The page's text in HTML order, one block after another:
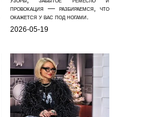
провокация — разбираемся, что
окажется у вас под ногами.
2026-05-19